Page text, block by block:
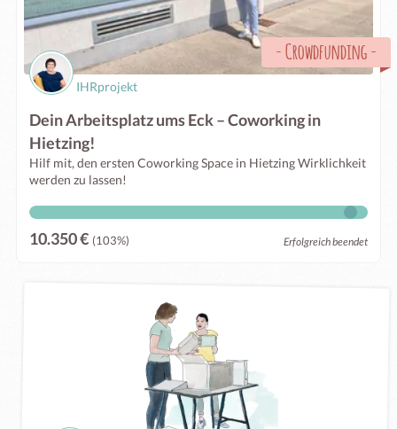
-Crowdfunding-
IHRprojekt
Dein Arbeitsplatz ums Eck – Coworking in
Hietzing!
Hilf mit, den ersten Coworking Space in Hietzing Wirklichkeit
werden zu lassen!
10.350 € (103%) Erfolgreich beendet